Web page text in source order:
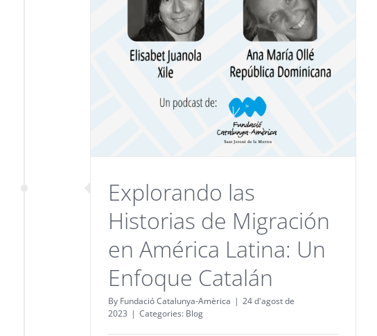
Explorando las
Historias de Migración
en América Latina: Un
Enfoque Catalán
By Fundació Catalunya-Amèrica | 24 d'agost de
2023 | Categories: Blog